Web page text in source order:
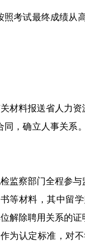
考试最终成绩从
料报送省人力资
，确立人事关系
监察部门全程参与
等材料，其中留
解除聘用关系的证
为认定标准，对